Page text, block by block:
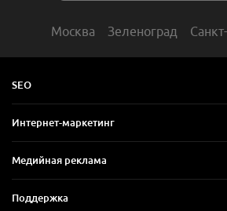
Москва Зеленоград
SEO
Интернет-маркетинг
Медийная реклама
Поддержка